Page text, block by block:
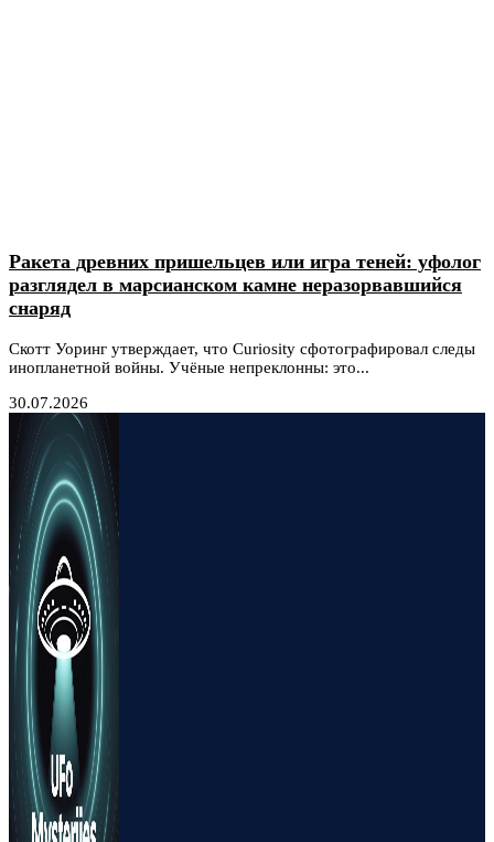
Ракета древних пришельцев или игра теней: уфолог
разглядел в марсианском камне неразорвавшийся
снаряд
Скотт Уоринг утверждает, что Curiosity сфотографировал следы
инопланетной войны. Учёные непреклонны: это...
30.07.2026